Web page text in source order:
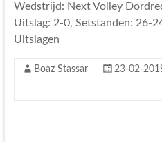
Wedstrijd: Next Volley
Uitslag: 2-0, Setstanden: 26-
Uitslagen
Boaz Stassar 23-02-